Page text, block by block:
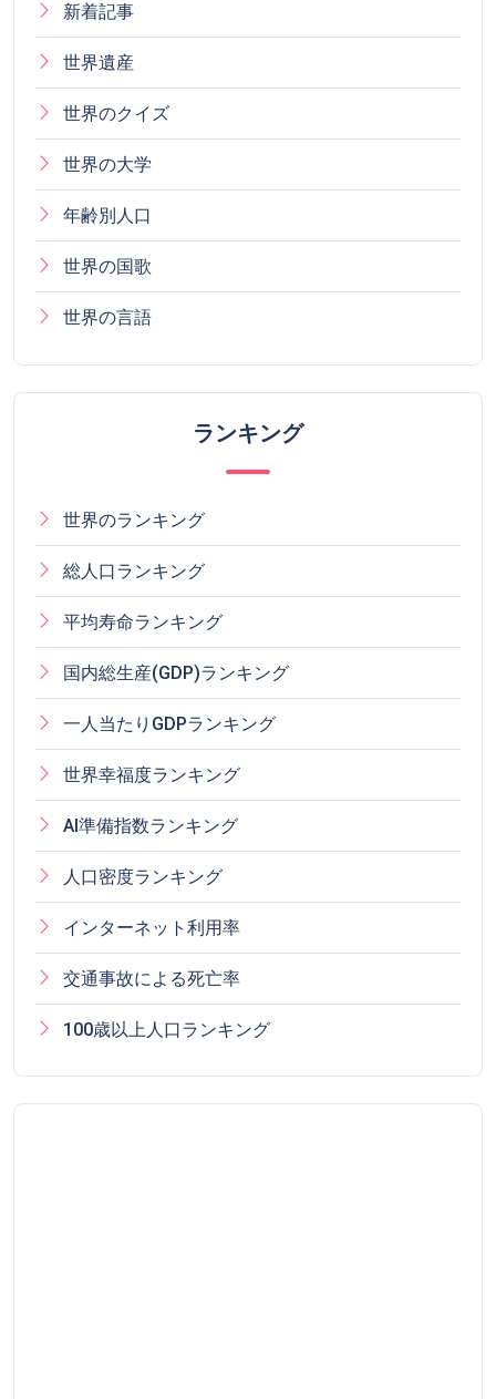
新着記事
世界遺産
世界のクイズ
世界の大学
年齢別人口
世界の国歌
世界の言語
ランキング
世界のランキング
総人口ランキング
平均寿命ランキング
国内総生産(GDP)ランキング
一人当たりGDPランキング
世界幸福度ランキング
AI準備指数ランキング
人口密度ランキング
インターネット利用率
交通事故による死亡率
100歳以上人口ランキング